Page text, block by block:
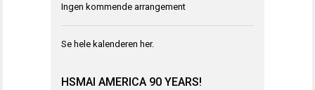
Ingen kommende arrangement
Se hele kalenderen her.
HSMAI AMERICA 90 YEARS!